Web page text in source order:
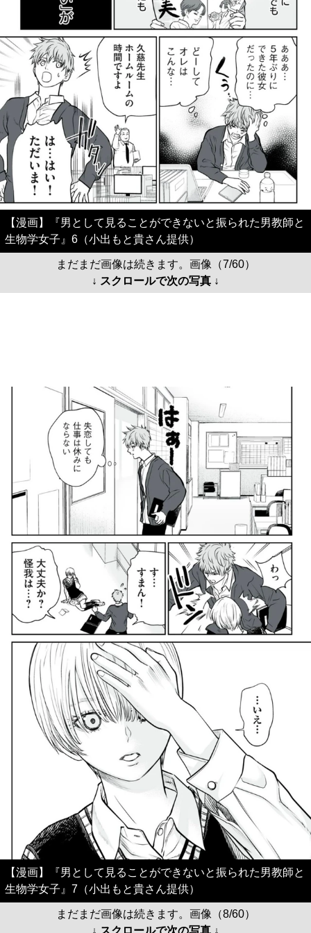
【漫画】『男として見ることができないと振られた男教師と
生物学女子』6（小出もと貴さん提供）
まだまだ画像は続きます。画像（7/60）
↓ スクロールで次の写真 ↓
【漫画】『男として見ることができないと振られた男教師と
生物学女子』7（小出もと貴さん提供）
まだまだ画像は続きます。画像（8/60）
↓ スクロールで次の写真 ↓